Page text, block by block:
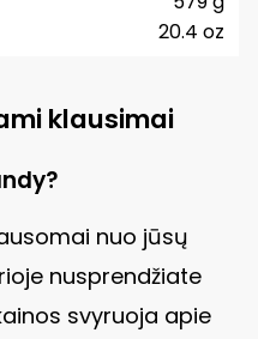
20.4 oz
klausimai
nuo jūsų
nusprendžiate
svyruoja apie